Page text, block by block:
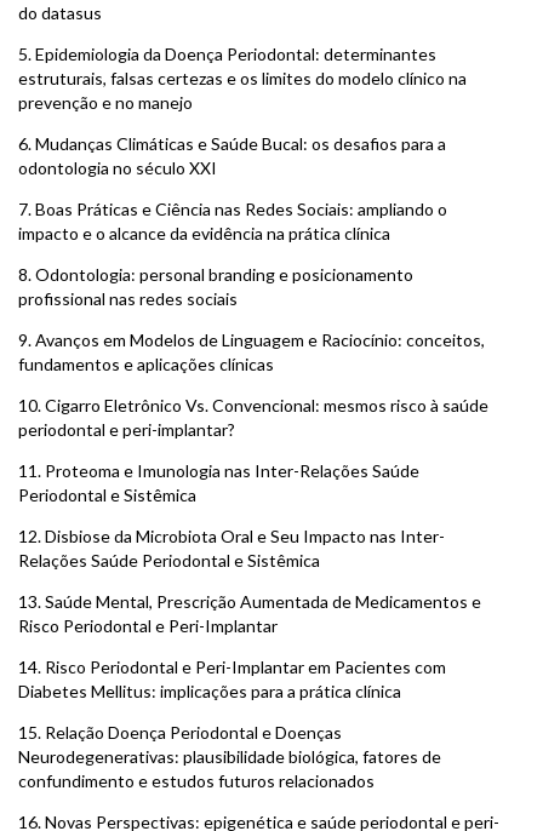
do datasus
5.Epidemiologia da Doença Periodontal: determinantes
estruturais, falsas certezas e os limites do modelo clínico na
prevenção e no manejo
6.Mudanças Climáticas e Saúde Bucal: os desafios para a
odontologia no século XXI
7.Boas Práticas e Ciência nas Redes Sociais: ampliando o
impacto e o alcance da evidência na prática clínica
8.Odontologia: personal branding e posicionamento
profissional nas redes sociais
9.Avanços em Modelos de Linguagem e Raciocínio: conceitos,
fundamentos e aplicações clínicas
10.Cigarro Eletrônico Vs. Convencional: mesmos risco à saúde
periodontal e peri-implantar?
11. Proteoma e Imunologia nas Inter-Relações Saúde
Periodontal e Sistêmica
12.Disbiose da Microbiota Oral e Seu Impacto nas Inter-
Relações Saúde Periodontal e Sistêmica
13.Saúde Mental, Prescrição Aumentada de Medicamentos e
Risco Periodontal e Peri-Implantar
14. Risco Periodontal e Peri-Implantar em Pacientes com
Diabetes Mellitus: implicações para a prática clínica
15. Relação Doença Periodontal e Doenças
Neurodegenerativas: plausibilidade biológica, fatores de
confundimento e estudos futuros relacionados
16.Novas Perspectivas: epigenética e saúde periodontal e peri-